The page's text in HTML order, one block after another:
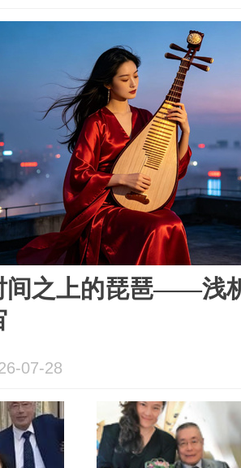
间之上的琵琶——浅
07-28